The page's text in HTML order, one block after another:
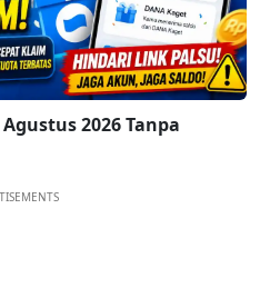
2026 Tanpa